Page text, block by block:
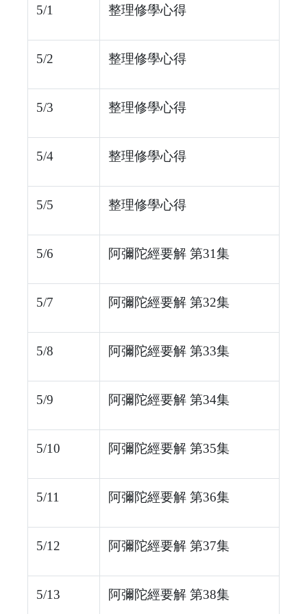
5/1 整理修學心得
5/2 整理修學心得
5/3 整理修學心得
5/4 整理修學心得
5/5 整理修學心得
5/6 阿彌陀經要解 第31集
5/7 阿彌陀經要解 第32集
5/8 阿彌陀經要解 第33集
5/9 阿彌陀經要解 第34集
5/10 阿彌陀經要解 第35集
5/11 阿彌陀經要解 第36集
5/12 阿彌陀經要解 第37集
5/13 阿彌陀經要解 第38集